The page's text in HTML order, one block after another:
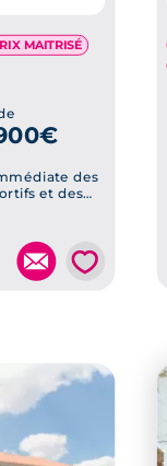
MAITRISÉ
des
et des
💗